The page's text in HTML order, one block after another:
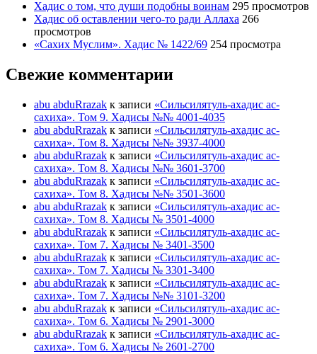
Хадис о том, что души подобны воинам 295 просмотров
Хадис об оставлении чего-то ради Аллаха 266
просмотров
«Сахих Муслим». Хадис № 1422/69 254 просмотра
Свежие комментарии
abu abduRrazak к записи «Сильсилятуль-ахадис ас-
сахиха». Том 9. Хадисы №№ 4001-4035
abu abduRrazak к записи «Сильсилятуль-ахадис ас-
сахиха». Том 8. Хадисы №№ 3937-4000
abu abduRrazak к записи «Сильсилятуль-ахадис ас-
сахиха». Том 8. Хадисы №№ 3601-3700
abu abduRrazak к записи «Сильсилятуль-ахадис ас-
сахиха». Том 8. Хадисы №№ 3501-3600
abu abduRrazak к записи «Сильсилятуль-ахадис ас-
сахиха». Том 8. Хадисы № 3501-4000
abu abduRrazak к записи «Сильсилятуль-ахадис ас-
сахиха». Том 7. Хадисы № 3401-3500
abu abduRrazak к записи «Сильсилятуль-ахадис ас-
сахиха». Том 7. Хадисы № 3301-3400
abu abduRrazak к записи «Сильсилятуль-ахадис ас-
сахиха». Том 7. Хадисы №№ 3101-3200
abu abduRrazak к записи «Сильсилятуль-ахадис ас-
сахиха». Том 6. Хадисы № 2901-3000
abu abduRrazak к записи «Сильсилятуль-ахадис ас-
сахиха». Том 6. Хадисы № 2601-2700